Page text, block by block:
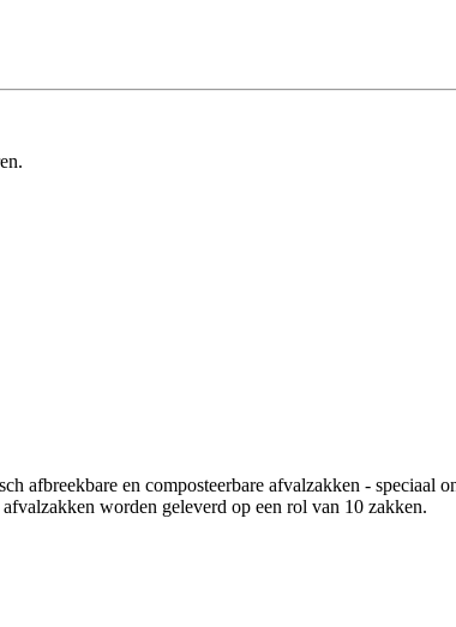
afbreekbare en composteerbare afvalzakken -
worden geleverd op een rol van 10 zakken.